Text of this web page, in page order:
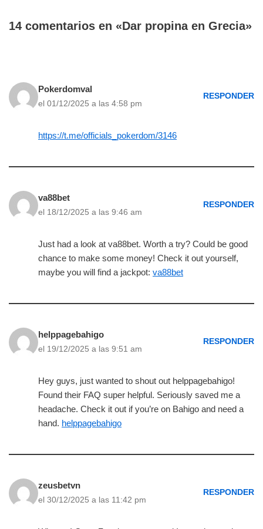
14 comentarios en «Dar propina en Grecia»
Pokerdomval
el 01/12/2025 a las 4:58 pm
RESPONDER
https://t.me/officials_pokerdom/3146
va88bet
el 18/12/2025 a las 9:46 am
RESPONDER
Just had a look at va88bet. Worth a try? Could be good
chance to make some money! Check it out yourself,
maybe you will find a jackpot: va88bet
helppagebahigo
el 19/12/2025 a las 9:51 am
RESPONDER
Hey guys, just wanted to shout out helppagebahigo!
Found their FAQ super helpful. Seriously saved me a
headache. Check it out if you’re on Bahigo and need a
hand. helppagebahigo
zeusbetvn
el 30/12/2025 a las 11:42 pm
RESPONDER